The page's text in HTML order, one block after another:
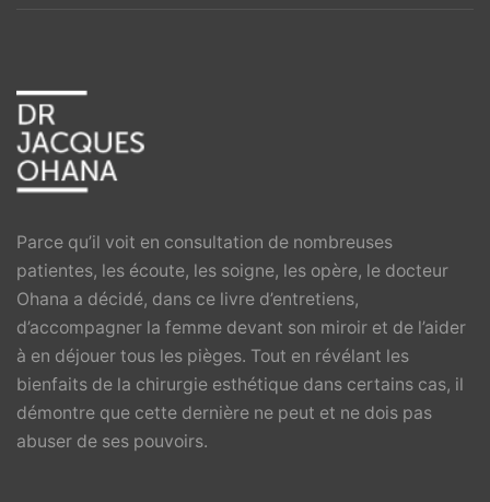
Parce qu’il voit en consultation de nombreuses
patientes, les écoute, les soigne, les opère, le docteur
Ohana a décidé, dans ce livre d’entretiens,
d’accompagner la femme devant son miroir et de l’aider
à en déjouer tous les pièges. Tout en révélant les
bienfaits de la chirurgie esthétique dans certains cas, il
démontre que cette dernière ne peut et ne dois pas
abuser de ses pouvoirs.